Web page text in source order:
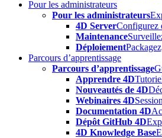
Pour les administrateurs
Pour les administrateurs
4D ServerConfigurez
Maintenance
Déploiement
Parcours d’apprentissage
Parcours d’apprentissage
Apprendre 4D
Nouveautés de 4D
Webinaires 4D
Documentation 4D
Dépôt GitHub 4D
4D Knowledge Base